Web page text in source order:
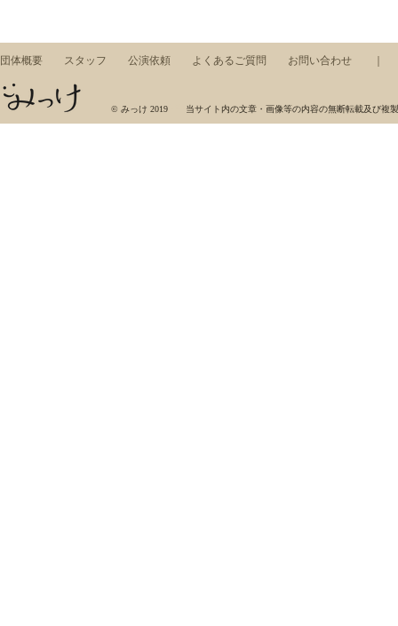
団体概要 スタッフ 公演依頼 よくあるご質問 お問い合わせ
みっけ，ワークショップ，東京藝術大学，芸術集団，展示，コンサート，アート，音楽，美術
© みっけ 2019 当サイト内の文章・画像等の内容の無断転載及び複